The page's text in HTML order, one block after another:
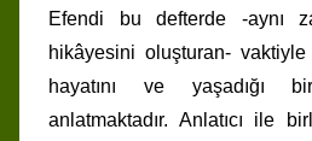
Efendi bu defterde -aynı
hikâyesini oluşturan-
hayatını ve yaşadığı
anlatmaktadır. Anlatıcı ile